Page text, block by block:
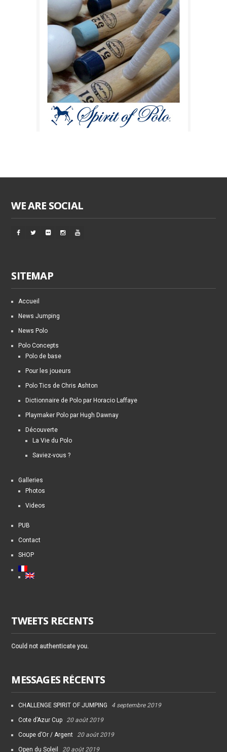
WE ARE SOCIAL
SITEMAP
Accueil
News Jumping
News Polo
Polo Concepts
Polo de base
Pour les joueurs
Polo Tics de Chris Ashton
Dictionnaire de Polo par Horacio Laffaye
Playmaker Polo par Hugh Dawnay
Découverte
La Vie du Polo
Saviez-vous ?
Galleries
Photos
Videos
PUB
Contact
SHOP
TWEETS RECENTS
Could not authenticate you.
MESSAGES RÉCENTS
CHALLENGE SPIRIT OF JUMPING 4 septembre 2019
Cote d’Azur Cup 20 août 2019
Coupe d’Or / Argent 20 août 2019
Open du Soleil 20 août 2019